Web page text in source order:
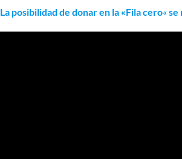
La posibilidad de donar en la «Fila cero« se